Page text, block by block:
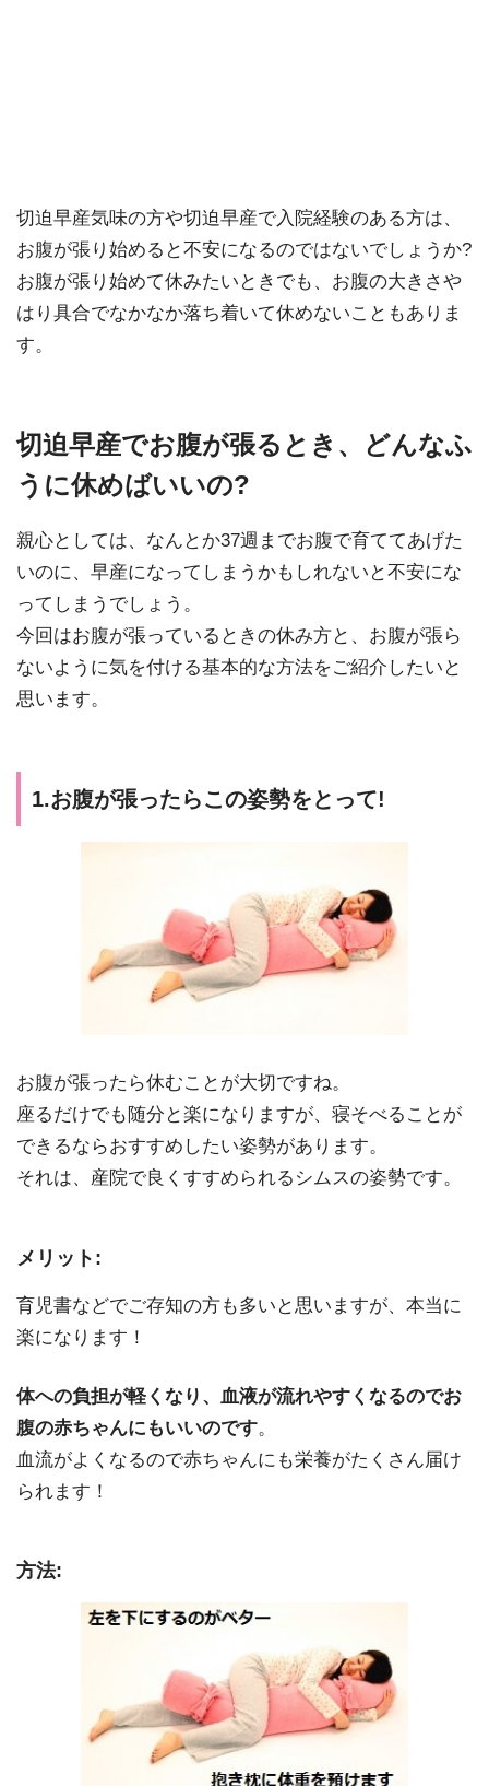
切迫早産気味の方や切迫早産で入院経験のある方は、
お腹が張り始めると不安になるのではないでしょうか?
お腹が張り始めて休みたいときでも、お腹の大きさや
はり具合でなかなか落ち着いて休めないこともありま
す。
切迫早産でお腹が張るとき、どんなふ
うに休めばいいの?
親心としては、なんとか37週までお腹で育ててあげた
いのに、早産になってしまうかもしれないと不安にな
ってしまうでしょう。
今回はお腹が張っているときの休み方と、お腹が張ら
ないように気を付ける基本的な方法をご紹介したいと
思います。
1.お腹が張ったらこの姿勢をとって!
お腹が張ったら休むことが大切ですね。
座るだけでも随分と楽になりますが、寝そべることが
できるならおすすめしたい姿勢があります。
それは、産院で良くすすめられるシムスの姿勢です。
メリット:
育児書などでご存知の方も多いと思いますが、本当に
楽になります！
体への負担が軽くなり、血液が流れやすくなるのでお
腹の赤ちゃんにもいいのです。
血流がよくなるので赤ちゃんにも栄養がたくさん届け
られます！
方法: